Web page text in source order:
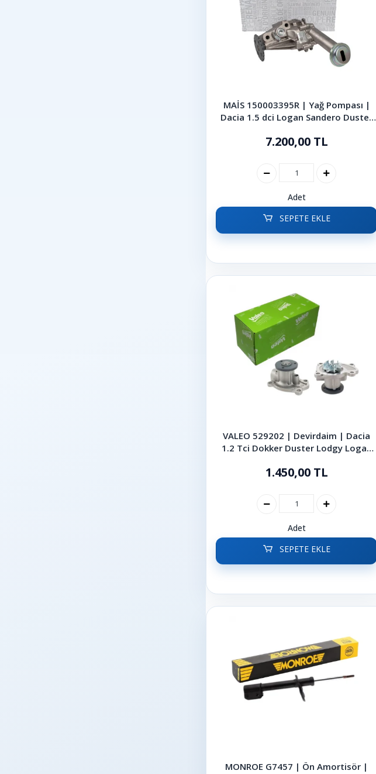
MAİS 150003395R | Yağ Pompası |
Dacia 1.5 dci Logan Sandero Duster
7.200,00 TL
Adet
SEPETE EKLE
VALEO 529202 | Devirdaim | Dacia
1.2 Tci Dokker Duster Lodgy Logan
1.450,00 TL
Adet
SEPETE EKLE
MONROE G7457 | Ön Amortisör |